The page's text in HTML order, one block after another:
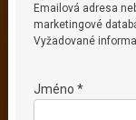
Emailová adresa
marketingové
Vyžadované
Jméno *